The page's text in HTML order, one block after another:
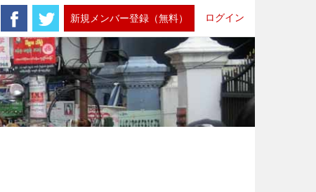
新規メンバー登録（無料） ログイン